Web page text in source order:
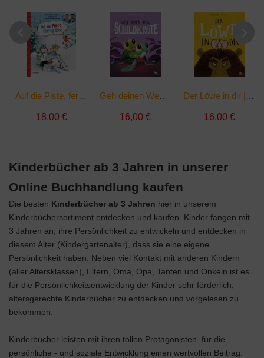
18,00 €
Geh deinen Weg, Schildkröte | Buch
16,00 € 16,00 €
Kinderbücher ab 3 Jahren in unserer
Online Buchhandlung kaufen
Die besten Kinderbücher ab 3 Jahren hier in unserem
Kinderbüchersortiment entdecken und kaufen. Kinder fangen mit
3 Jahren an, ihre Persönlichkeit zu entwickeln und entdecken in
diesem Alter (Kindergartenalter), dass sie eine eigene
Persönlichkeit haben. Neben viel Kontakt mit anderen Kindern
(aller Altersklassen), Eltern, Oma, Opa, Tanten und Onkeln ist es
für die Persönlichkeitsentwicklung der Kinder sehr förderlich,
altersgerechte Kinderbücher zu entdecken und vorgelesen zu
bekommen.
Kinderbücher leisten mit ihren tollen Protagonisten für die
persönliche - und soziale Entwicklung einen wertvollen Beitrag.